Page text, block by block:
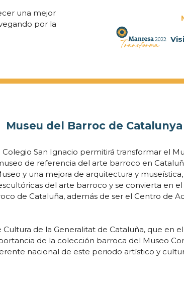
una mejor
por la
Museu del Barroc de Catalunya
San Ignacio permitirá transformar el
de referencia del arte barroco en
y una mejora de arquitectura y
del arte barroco y se convierta en
de Cataluña, además de ser el Centro de
de la Generalitat de Cataluña, que en
de la colección barroca del Museo
nacional de este periodo artístico y